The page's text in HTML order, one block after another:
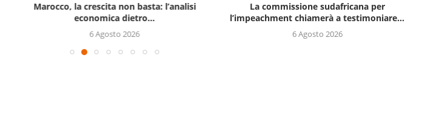
Marocco, la crescita non basta: l’analisi
economica dietro...
6 Agosto 2026
La commissione sudafricana per
l’impeachment chiamerà a testimoniare...
6 Agosto 2026